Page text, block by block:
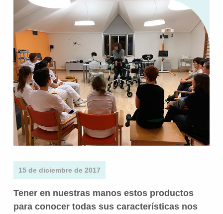
15 de diciembre de 2017
Tener en nuestras manos estos productos
para conocer todas sus características nos